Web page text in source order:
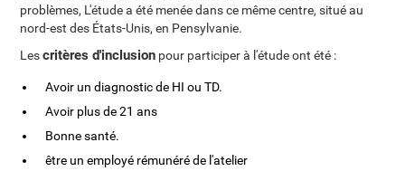
problèmes, L'étude a été menée dans ce même centre, situé au
nord-est des États-Unis, en Pensylvanie.
Lescritères d'inclusion pour participer à l'étude ont été :
Avoir un diagnostic de HI ou TD.
Avoir plus de 21 ans
Bonne santé.
être un employé rémunéré de l'atelier